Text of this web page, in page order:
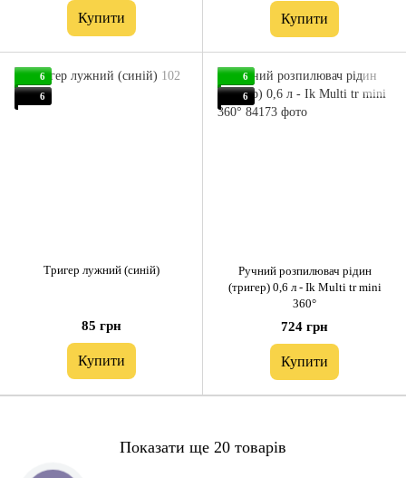
Купити Купити
6
6
Тригер лужний (синій)
85 грн
Купити
6
6
Ручний розпилювач рідин
(тригер) 0,6 л - Ik Multi tr mini
360°
724 грн
Купити
Показати ще 20 товарів